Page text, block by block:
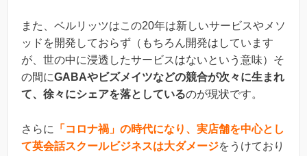
また、ベルリッツはこの20年は新しいサービスやメソ
ッドを開発しておらず（もちろん開発はしています
が、世の中に浸透したサービスはないという意味）そ
の間にGABAやビズメイツなどの競合が次々に生まれ
て、徐々にシェアを落としているのが現状です。
さらに
「コロナ禍」の時代になり、実店舗を中心とし
て英会話スクールビジネスは大ダメージをうけており